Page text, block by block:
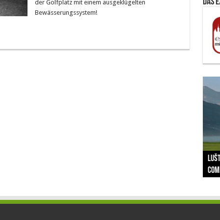
der Golfplatz mit einem ausgeklügelten
Bewässerungssystem!
Das